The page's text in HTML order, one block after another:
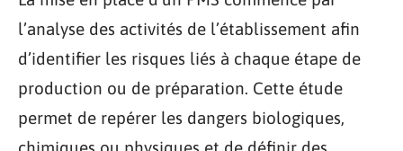
l’analyse des activités de l’établissement afin
d’identifier les risques liés à chaque étape de
production ou de préparation. Cette étude
permet de repérer les dangers biologiques,
chimiques ou physiques et de définir des